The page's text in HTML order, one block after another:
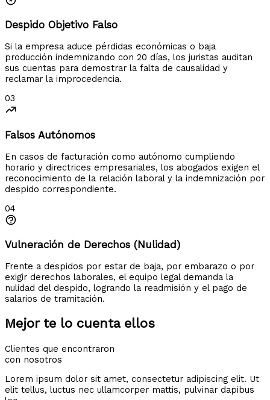
Despido Objetivo Falso
Si la empresa aduce pérdidas económicas o baja
producción indemnizando con 20 días, los juristas auditan
sus cuentas para demostrar la falta de causalidad y
reclamar la improcedencia.
03
Falsos Autónomos
En casos de facturación como autónomo cumpliendo
horario y directrices empresariales, los abogados exigen el
reconocimiento de la relación laboral y la indemnización por
despido correspondiente.
04
Vulneración de Derechos (Nulidad)
Frente a despidos por estar de baja, por embarazo o por
exigir derechos laborales, el equipo legal demanda la
nulidad del despido, logrando la readmisión y el pago de
salarios de tramitación.
Mejor te lo cuenta ellos
Clientes que encontraron
con nosotros
Lorem ipsum dolor sit amet, consectetur adipiscing elit. Ut
elit tellus, luctus nec ullamcorper mattis, pulvinar dapibus